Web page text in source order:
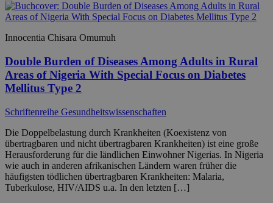
Innocentia Chisara Omumuh
Double Burden of Diseases Among Adults in Rural
Areas of Nigeria With Special Focus on Diabetes
Mellitus Type 2
Schriftenreihe Gesundheitswissenschaften
Die Doppelbelastung durch Krankheiten (Koexistenz von
übertragbaren und nicht übertragbaren Krankheiten) ist eine große
Herausforderung für die ländlichen Einwohner Nigerias. In Nigeria
wie auch in anderen afrikanischen Ländern waren früher die
häufigsten tödlichen übertragbaren Krankheiten: Malaria,
Tuberkulose, HIV/AIDS u.a. In den letzten […]